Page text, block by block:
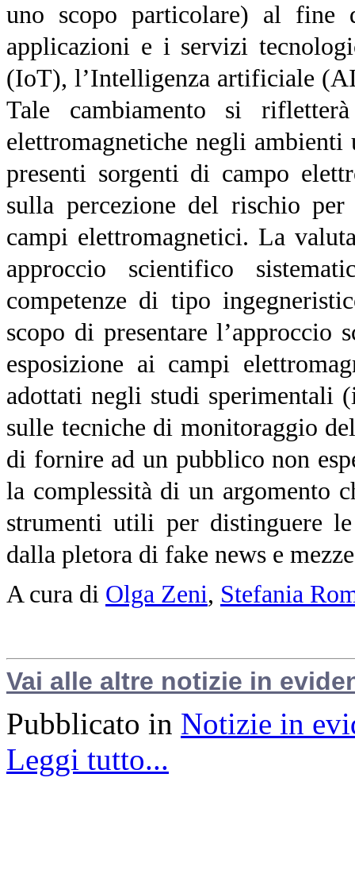
uno scopo particolare) al fine
applicazioni e i servizi
(IoT), l’Intelligenza artificiale
Tale cambiamento si
elettromagnetiche negli
presenti sorgenti di campo
sulla percezione del rischio
campi elettromagnetici. La
approccio scientifico
competenze di tipo
scopo di presentare
esposizione ai campi
adottati negli studi
sulle tecniche di monitoraggio
di fornire ad un pubblico non
la complessità di un argomento
strumenti utili per distinguere
dalla pletora di fake news e
A cura di Olga Zeni, Stefania
Vai alle altre notizie in
Pubblicato in Notizie in
Leggi tutto...